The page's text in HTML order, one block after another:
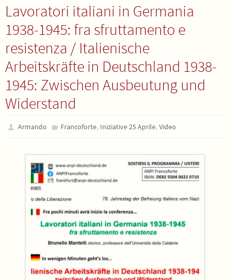
Lavoratori italiani in Germania
1938-1945: fra sfruttamento e
resistenza / Italienische
Arbeitskräfte in Deutschland 1938-
1945: Zwischen Ausbeutung und
Widerstand
Armando Francoforte, Iniziative 25 Aprile, Video